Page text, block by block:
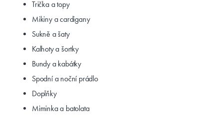
Trička a topy
Mikiny a cardigany
Sukně a šaty
Kalhoty a šortky
Bundy a kabátky
Spodní a noční prádlo
Doplňky
Miminka a batolata